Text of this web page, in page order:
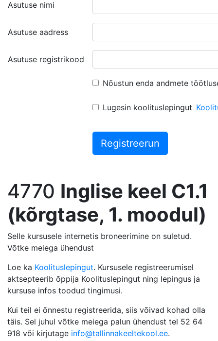
Asutuse nimi
Asutuse aadress
Asutuse registrikood
Nõustun enda andmete
Lugesin koolituslepingut
4770 Inglise keel C1.1
(kõrgtase, 1. moodul)
Selle kursusele internetis broneerimine on suletud.
Võtke meiega ühendust
Loe ka Koolituslepingut. Kursusele registreerumisel
aktsepteerib õppija Koolituslepingut ning lepingus ja
kursuse infos toodud tingimusi.
Kui teil ei õnnestu registreerida, siis võivad kohad olla
täis. Sel juhul võtke meiega palun ühendust tel 52 64
918 või kirjutage info@tallinnakeeltekool.ee.